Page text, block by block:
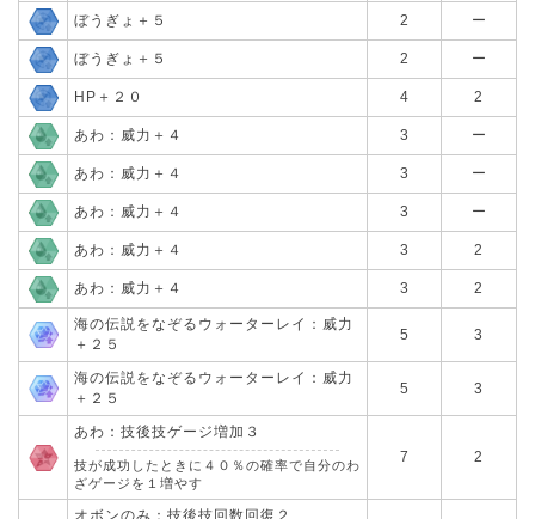
ぼうぎょ＋５ 2 ー
ぼうぎょ＋５ 2 ー
HP＋２０ 4 2
あわ：威力＋４ 3 ー
あわ：威力＋４ 3 ー
あわ：威力＋４ 3 ー
あわ：威力＋４ 3 2
あわ：威力＋４ 3 2
海の伝説をなぞるウォーターレイ：威力
＋２５
5 3
海の伝説をなぞるウォーターレイ：威力
＋２５
5 3
あわ：技後技ゲージ増加３
技が成功したときに４０％の確率で自分のわ
ざゲージを１増やす
7 2